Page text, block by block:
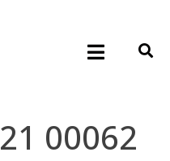
00062